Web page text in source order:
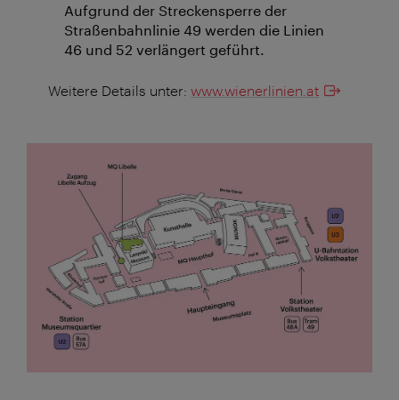
Aufgrund der Streckensperre der
Straßenbahnlinie 49 werden die Linien
46 und 52 verlängert geführt.
Weitere Details unter: www.wienerlinien.at